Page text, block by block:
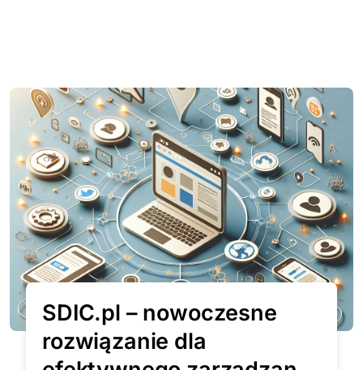
SDIC.pl – nowoczesne
rozwiązanie dla